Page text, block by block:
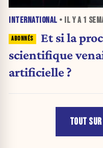
INTERNATIONAL • IL Y A 1
Et si la
scientifique
artificielle ?
TOUT